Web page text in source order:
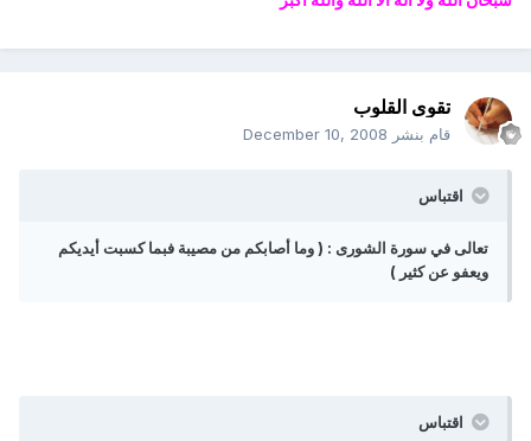
تقوى القلوب
قام بنشر December 10, 2008
اقتباس
تعالى في سورة الشورى : ( وما أصابكم من مصيبة فبما كسبت أيديكم
ويعفو عن كثير )
اقتباس